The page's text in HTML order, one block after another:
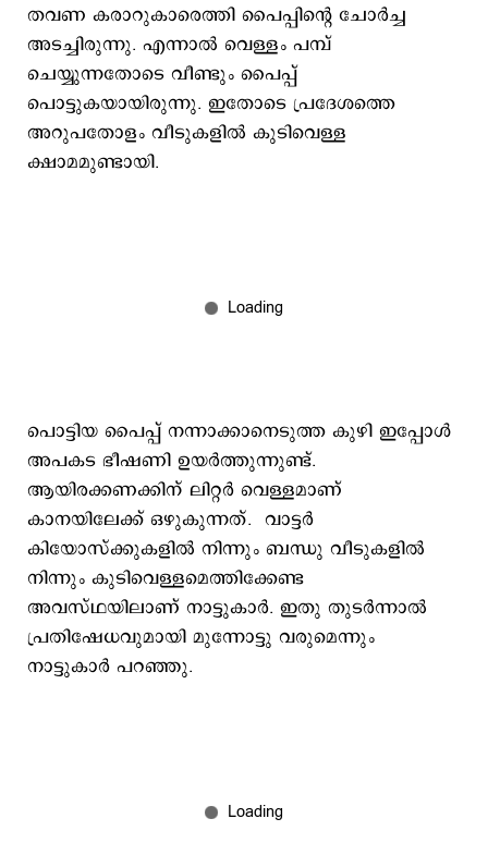
തവണ കരാറുകാരെത്തി പൈപ്പിന്‍റെ ചോര്‍ച്ച
അടച്ചിരുന്നു. എന്നാല്‍ വെള്ളം പമ്പ്
ചെയ്യുന്നതോടെ വീണ്ടും പൈപ്പ്
പൊട്ടുകയായിരുന്നു. ഇതോടെ പ്രദേശത്തെ‌
അറുപതോളം വീടുകളില്‍ കുടിവെള്ള
ക്ഷാമമുണ്ടായി.
പൊട്ടിയ പൈപ്പ് നന്നാക്കാനെടുത്ത കുഴി ഇപ്പോള്‍
അപകട ഭീഷണി ഉയര്‍ത്തുന്നുണ്ട്.
ആയിരക്കണക്കിന് ലിറ്റര്‍ വെള്ളമാണ്
കാനയിലേക്ക് ഒഴുകുന്നത്. വാട്ടര്‍
കിയോസ്ക്കുകളില്‍ നിന്നും ബന്ധു വീടുകളില്‍
നിന്നും കുടിവെള്ളമെത്തിക്കേണ്ട
അവസ്ഥയിലാണ് നാട്ടുകാര്‍. ഇതു തുടര്‍ന്നാല്‍
പ്രതിഷേധവുമായി മുന്നോട്ടു വരുമെന്നും
നാട്ടുകാര്‍ പറഞ്ഞു.‌